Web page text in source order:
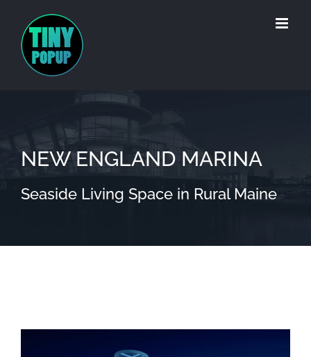
Inhalt
springen
NEW ENGLAND MARINA
Seaside Living Space in Rural Maine